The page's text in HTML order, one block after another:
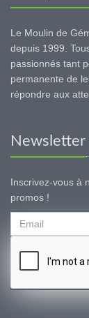
Le Moulin de
depuis 1999.
passionnés tant
permanente de
répondre aux
Newsletter
Inscrivez-vous à
promos !